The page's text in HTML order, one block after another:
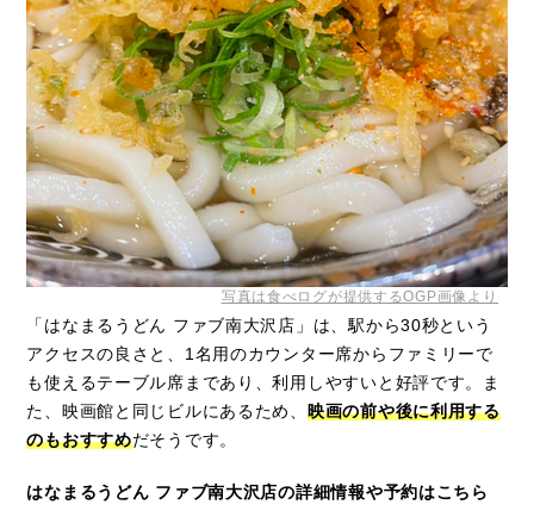
写真は食べログが提供するOGP画像より
「はなまるうどん ファブ南大沢店」は、駅から30秒という
アクセスの良さと、1名用のカウンター席からファミリーで
も使えるテーブル席まであり、利用しやすいと好評です。ま
た、映画館と同じビルにあるため、 映画の前や後に利用する
のもおすすめだそうです。
はなまるうどん ファブ南大沢店の詳細情報や予約はこちら